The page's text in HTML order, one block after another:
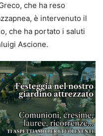
che ha reso
è intervenuto il
che ha portato i saluti
Ascione.